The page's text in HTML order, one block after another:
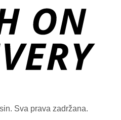
Sva prava zadržana.